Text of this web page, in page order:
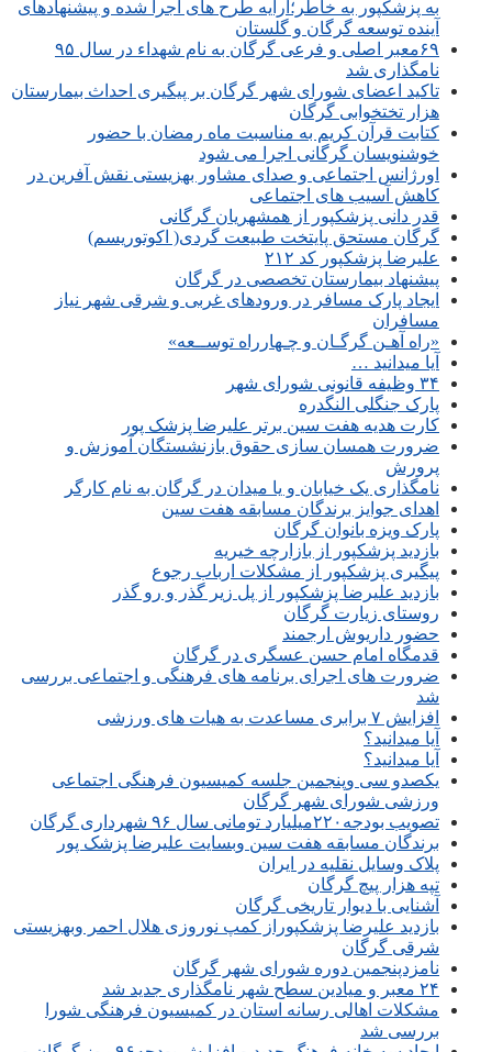
به پزشکپور به خاطر؛ارایه طرح های اجرا شده و پیشنهادهای
آینده توسعه گرگان و گلستان
۶۹معبر اصلی و فرعی گرگان به نام شهداء در سال ۹۵
نامگذاری شد
تاکید اعضای شورای شهر گرگان بر پیگیری احداث بیمارستان
هزار تختخوابی گرگان
کتابت قرآن کریم به مناسبت ماه رمضان با حضور
خوشنویسان گرگانی اجرا می شود
اورژانس اجتماعی و صدای مشاور بهزیستی نقش آفرین در
کاهش آسیب های اجتماعی
قدر دانی پزشکپور از همشهریان گرگانی
گرگان مستحق پایتخت طبیعت گردی( اکوتوریسم)
علیرضا پزشکپور کد ۲۱۲
پیشنهاد بیمارستان تخصصی در گرگان
ایجاد پارک مسافر در ورودهای غربی و شرقی شهر نیاز
مسافران
«راه آهـن گرگـان و چـهارراه توســعه»
آیا میدانید …
۳۴ وظیفه قانونی شورای شهر
پارک جنگلی النگدره
کارت هدیه هفت سین برتر علیرضا پزشک پور
ضرورت همسان سازی حقوق بازنشستگان آموزش و
پرورش
نامگذاری یک خیابان و یا میدان در گرگان به نام کارگر
اهدای جوایز برندگان مسابقه هفت سین
پارک ویزه بانوان گرگان
بازدید پزشکپور از بازارچه خیریه
پیگیری پزشکپور از مشکلات ارباب رجوع
بازدید علیرضا پزشکپور از پل زیر گذر و رو گذر
روستای زیارت گرگان
حضور داریوش ارجمند
قدمگاه امام حسن عسگری در گرگان
ضرورت های اجرای برنامه های فرهنگی و اجتماعی بررسی
شد
افزایش ۷ برابری مساعدت به هیات های ورزشی
آیا میدانید؟
آیا میدانید؟
یکصدو سی وپنجمین جلسه کمیسیون فرهنگی اجتماعی
ورزشی شورای شهر گرگان
تصویب بودجه۲۲۰میلیارد تومانی سال ۹۶ شهرداری گرگان
برندگان مسابقه هفت سین وبسایت علیرضا پزشک پور
پلاک وسایل نقلیه در ایران
تپه هزار پیچ گرگان
آشنایی با دیوار تاریخی گرگان
بازدید علیرضا پزشکپوراز کمپ نوروزی هلال احمر وبهزیستی
شرقی گرگان
نامزدپنجمین دوره شورای شهر گرگان
۲۴ معبر و میادین سطح شهر نامگذاری جدید شد
مشکلات اهالی رسانه استان در کمیسیون فرهنگی شورا
بررسی شد